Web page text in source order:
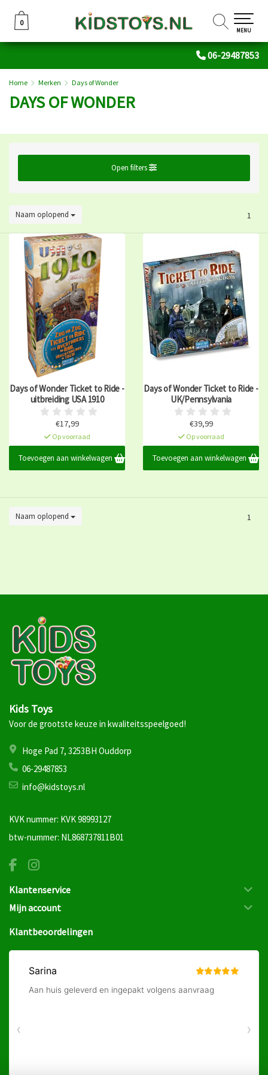
06-29487853
0
0
MENU
Home Merken Days of Wonder
DAYS OF WONDER
Open filters
Naam oplopend 1
Days of Wonder Ticket to Ride -
uitbreiding USA 1910
€17,99
Op voorraad
Toevoegen aan winkelwagen
Days of Wonder Ticket to Ride -
UK/Pennsylvania
€39,99
Op voorraad
Toevoegen aan winkelwagen
Naam oplopend 1
Kids Toys
Voor de grootste keuze in kwaliteitsspeelgoed!
Hoge Pad 7, 3253BH Ouddorp
06-29487853
info@kidstoys.nl
KVK nummer: KVK 98993127
btw-nummer: NL868737811B01
Klantenservice
Mijn account
Klantbeoordelingen